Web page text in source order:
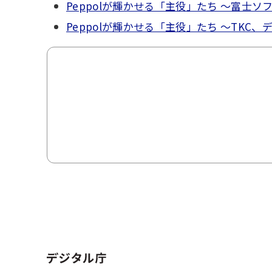
Peppolが輝かせる「主役」たち ～富士ソ
Peppolが輝かせる「主役」たち ～TKC、
ホーム